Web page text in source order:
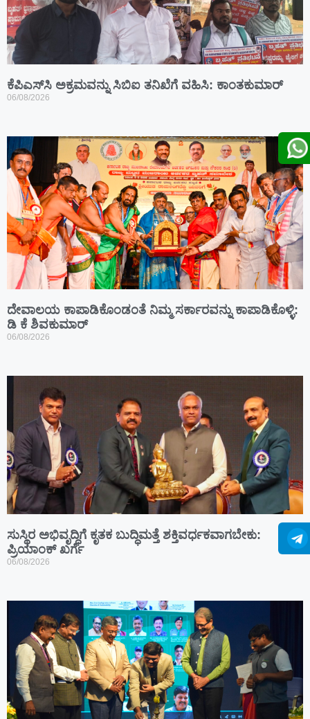
ಕೆಪಿಎಸ್‍ಸಿ ಅಕ್ರಮವನ್ನು ಸಿಬಿಐ ತನಿಖೆಗೆ ವಹಿಸಿ: ಕಾಂತಕುಮಾರ್
06/08/2026
ದೇವಾಲಯ ಕಾಪಾಡಿಕೊಂಡಂತೆ ನಿಮ್ಮ ಸರ್ಕಾರವನ್ನು ಕಾಪಾಡಿಕೊಳ್ಳಿ:
ಡಿ ಕೆ ಶಿವಕುಮಾರ್
06/08/2026
ಸುಸ್ಥಿರ ಅಭಿವೃದ್ಧಿಗೆ ಕೃತಕ ಬುದ್ಧಿಮತ್ತೆ ಶಕ್ತಿವರ್ಧಕವಾಗಬೇಕು:
ಪ್ರಿಯಾಂಕ್ ಖರ್ಗೆ
06/08/2026